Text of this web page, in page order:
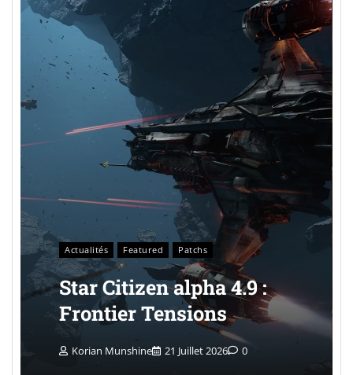
Actualités Featured Patchs
Star Citizen alpha 4.9 :
Frontier Tensions
Korian Munshine 21 Juillet 2026 0